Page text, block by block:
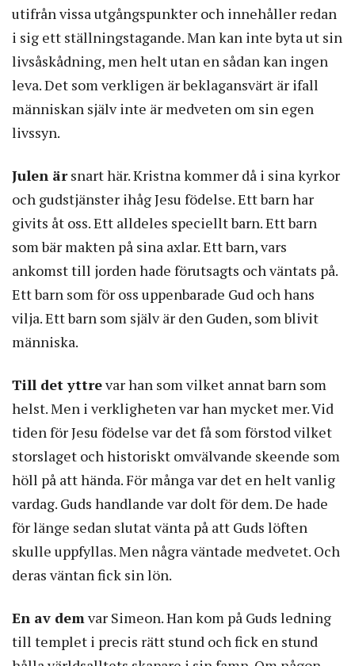
utifrån vissa utgångspunkter och innehåller redan
i sig ett ställningstagande. Man kan inte byta ut sin
livsåskådning, men helt utan en sådan kan ingen
leva. Det som verkligen är beklagansvärt är ifall
människan själv inte är medveten om sin egen
livssyn.
Julen ärsnart här. Kristna kommer då i sina kyrkor
och gudstjänster ihåg Jesu födelse. Ett barn har
givits åt oss. Ett alldeles speciellt barn. Ett barn
som bär makten på sina axlar. Ett barn, vars
ankomst till jorden hade förutsagts och väntats på.
Ett barn som för oss uppenbarade Gud och hans
vilja. Ett barn som själv är den Guden, som blivit
människa.
Till det yttrevar han som vilket annat barn som
helst. Men i verkligheten var han mycket mer. Vid
tiden för Jesu födelse var det få som förstod vilket
storslaget och historiskt omvälvande skeende som
höll på att hända. För många var det en helt vanlig
vardag. Guds handlande var dolt för dem. De hade
för länge sedan slutat vänta på att Guds löften
skulle uppfyllas. Men några väntade medvetet. Och
deras väntan fick sin lön.
En av dem var Simeon. Han kom på Guds ledning
till templet i precis rätt stund och fick en stund